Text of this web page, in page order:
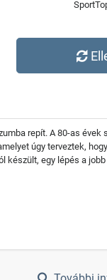
repít. A 80-as
úgy terveztek,
egy lépés a